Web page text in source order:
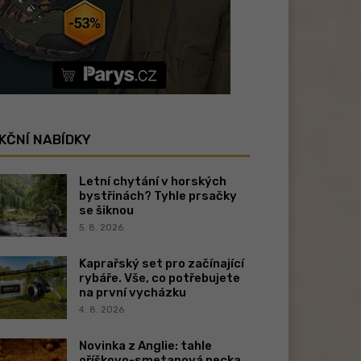
NABÍDKY
Letní chytání v horských
bystřinách? Tyhle prsačky
se šiknou
5. 8. 2026
Kaprařský set pro začínající
rybáře. Vše, co potřebujete
na první vycházku
4. 8. 2026
Novinka z Anglie: tahle